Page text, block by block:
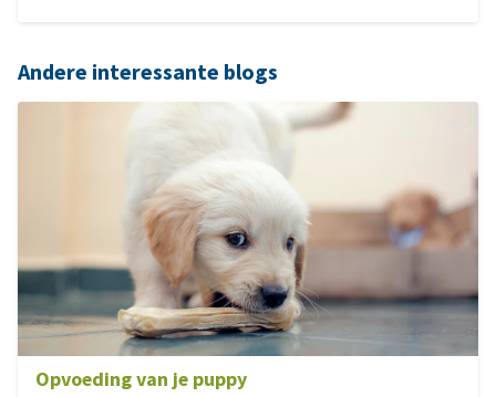
Andere interessante blogs
Opvoeding van je puppy